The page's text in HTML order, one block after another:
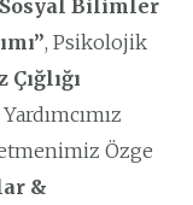
Sosyal Bilimler
, Psikolojik
Çığlığı
Özge
&